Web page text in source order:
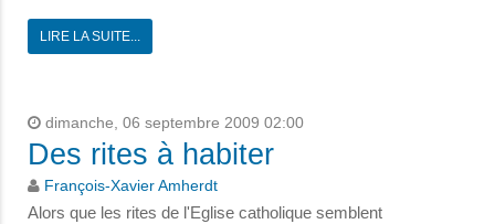
LIRE LA SUITE...
dimanche, 06 septembre 2009 02:00
Des rites à habiter
François-Xavier Amherdt
Alors que les rites de l'Eglise catholique semblent